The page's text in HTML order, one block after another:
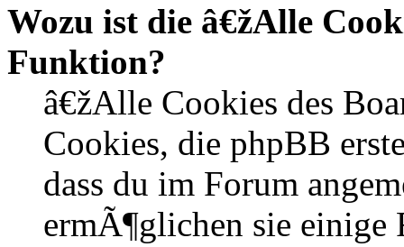
Wozu ist die â€žAlle
Funktion?
â€žAlle Cookies des
Cookies, die phpBB
dass du im Forum
ermÃ¶glichen sie einige